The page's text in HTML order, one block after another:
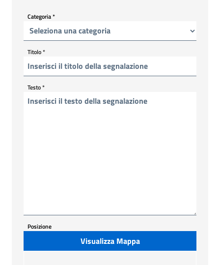
Categoria*
Titolo*
Testo*
Posizione
Visualizza Mappa